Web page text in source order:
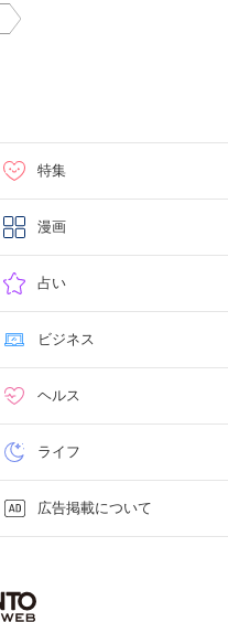
特集
漫画
占い
ビジネス
ヘルス
ライフ
広告掲載について